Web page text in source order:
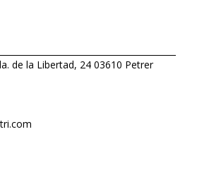
de la Libertad, 24 03610 Petrer